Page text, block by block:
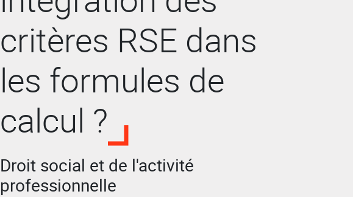
critères RSE dans
les formules de
calcul ?
Droit social et de l'activité
professionnelle